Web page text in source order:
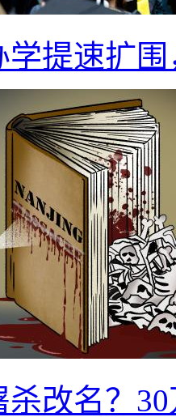
学提速扩
杀改名？